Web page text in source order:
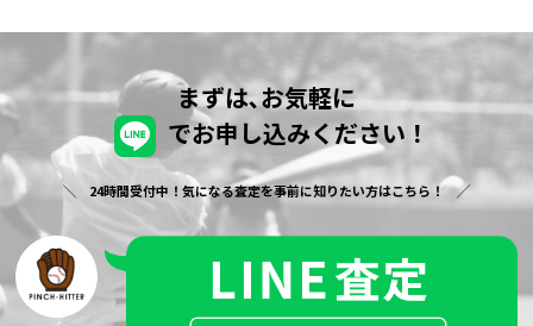
まずは､お気軽に
でお申し込みください！
24時間受付中！気になる査定を事前に知りたい方はこちら！